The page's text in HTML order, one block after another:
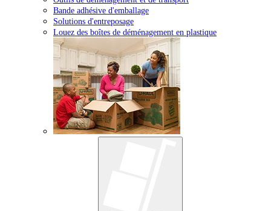
Bande adhésive d'emballage
Solutions d'entreposage
Louez des boîtes de déménagement en plastique